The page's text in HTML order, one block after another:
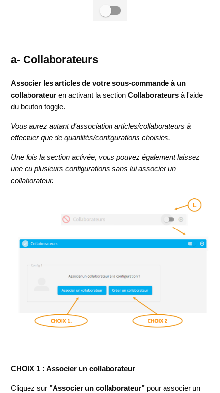
a- Collaborateurs
Associer les articles de votre sous-commande à un
collaborateur en activant la sectionCollaborateursà l'aide
du bouton toggle.
Vous aurez autant d'association articles/collaborateurs à
effectuer que de quantités/configurations choisies.
Une fois la section activée, vous pouvez également laissez
une ou plusieurs configurations sans lui associer un
collaborateur.
CHOIX 1 : Associer un collaborateur
Cliquez sur "Associer un collaborateur" pour associer un